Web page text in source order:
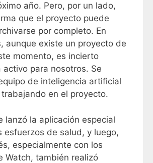
año. Pero, por un lado,
que el proyecto puede
por completo. En
aunque existe un proyecto de
momento, es incierto
activo para nosotros. Se
de inteligencia artificial
en el proyecto.
lanzó la aplicación especial
esfuerzos de salud, y luego,
especialmente con los
Watch, también realizó